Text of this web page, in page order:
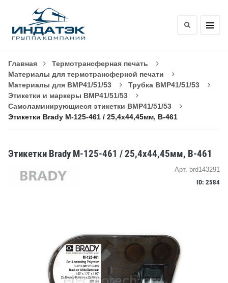
Главная
Термотрансферная печать
Материалы для термотрансферной печати
Материалы для BMP41/51/53
Трубка BMP41/51/53
Этикетки и маркеры BMP41/51/53
Самоламинирующиеся этикетки BMP41/51/53
Этикетки Brady M-125-461 / 25,4x44,45мм, B-461
Этикетки Brady M-125-461 / 25,4x44,45мм, B-461
Арт. brd143291
ID: 2584